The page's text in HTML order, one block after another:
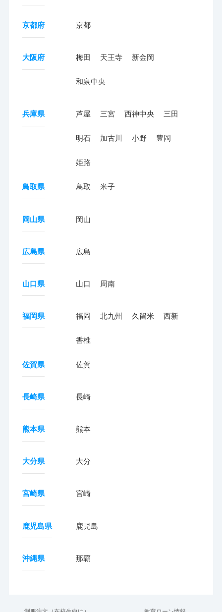
京都府 京都
大阪府 梅田 天王寺 新金岡
和泉中央
兵庫県 芦屋 三宮 西神中央 三田
明石 加古川 小野 豊岡
姫路
鳥取県 鳥取 米子
岡山県 岡山
広島県 広島
山口県 山口 周南
福岡県 福岡 北九州 久留米 西新
香椎
佐賀県 佐賀
長崎県 長崎
熊本県 熊本
大分県 大分
宮崎県 宮崎
鹿児島県 鹿児島
沖縄県 那覇